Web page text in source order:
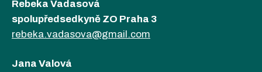
Rebeka Vadasová
spolupředsedkyně ZO Praha 3
rebeka.vadasova@gmail.com
Jana Valová